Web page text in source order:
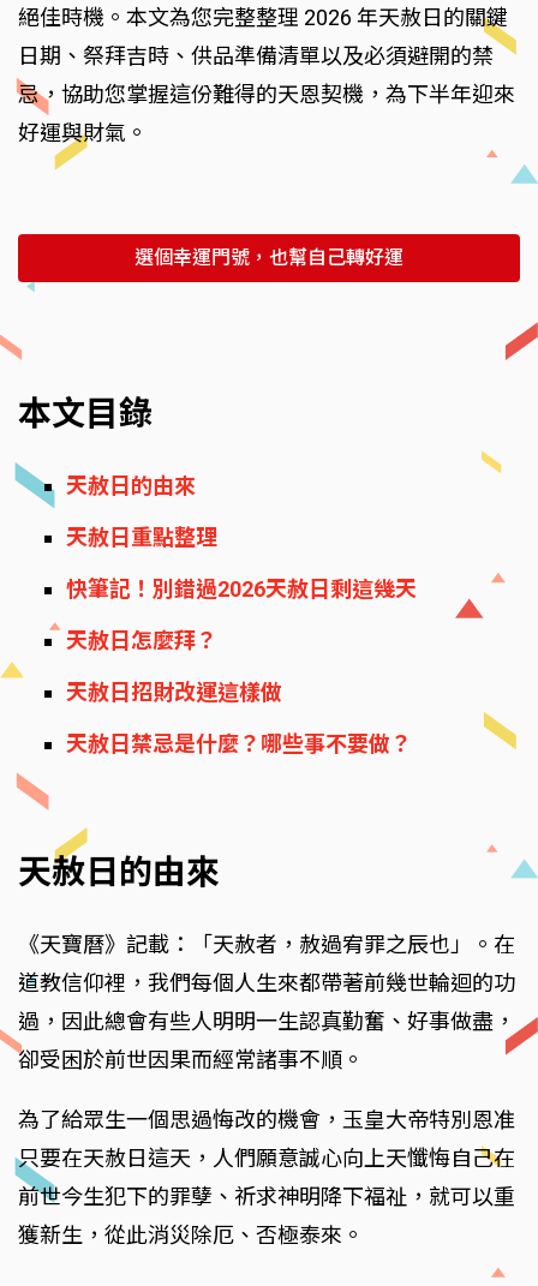
絕佳時機。本文為您完整整理 2026 年天赦日的關鍵
日期、祭拜吉時、供品準備清單以及必須避開的禁
忌，協助您掌握這份難得的天恩契機，為下半年迎來
好運與財氣。
選個幸運門號，也幫自己轉好運
本文目錄
天赦日的由來
天赦日重點整理
快筆記！別錯過2026天赦日剩這幾天
天赦日怎麼拜？
天赦日招財改運這樣做
天赦日禁忌是什麼？哪些事不要做？
天赦日的由來
《天寶曆》記載：「天赦者，赦過宥罪之辰也」。在
道教信仰裡，我們每個人生來都帶著前幾世輪迴的功
過，因此總會有些人明明一生認真勤奮、好事做盡，
卻受困於前世因果而經常諸事不順。
為了給眾生一個思過悔改的機會，玉皇大帝特別恩准
只要在天赦日這天，人們願意誠心向上天懺悔自己在
前世今生犯下的罪孽、祈求神明降下福祉，就可以重
獲新生，從此消災除厄、否極泰來。